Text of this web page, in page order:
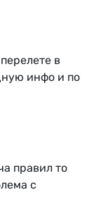
в
инфо и по
правил то
с